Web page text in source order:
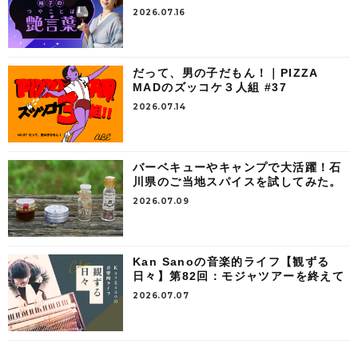
2026.07.16
だって、男の子だもん！｜PIZZA
MADのズッコケ３人組 #37
2026.07.14
バーベキューやキャンプで大活躍！石
川県のご当地スパイスを試してみた。
2026.07.09
Kan Sanoの音楽的ライフ【観ずる
日々】第82回：モジャツアーを終えて
2026.07.07